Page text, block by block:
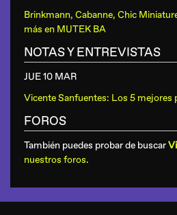
Brinkmann, Cabanne, Chic
más en MUTEK BA
NOTAS Y ENTREVISTAS
JUE 10 MAR
Vicente Sanfuentes: Los 5 mejores
FOROS
También puedes probar de buscar
nuestros foros.